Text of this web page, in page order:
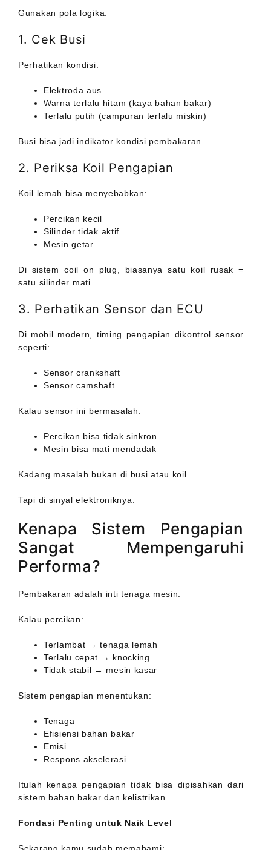
Gunakan pola logika.
1. Cek Busi
Perhatikan kondisi:
Elektroda aus
Warna terlalu hitam (kaya bahan bakar)
Terlalu putih (campuran terlalu miskin)
Busi bisa jadi indikator kondisi pembakaran.
2. Periksa Koil Pengapian
Koil lemah bisa menyebabkan:
Percikan kecil
Silinder tidak aktif
Mesin getar
Di sistem coil on plug, biasanya satu koil rusak =
satu silinder mati.
3. Perhatikan Sensor dan ECU
Di mobil modern, timing pengapian dikontrol sensor
seperti:
Sensor crankshaft
Sensor camshaft
Kalau sensor ini bermasalah:
Percikan bisa tidak sinkron
Mesin bisa mati mendadak
Kadang masalah bukan di busi atau koil.
Tapi di sinyal elektroniknya.
Kenapa Sistem Pengapian
Sangat Mempengaruhi
Performa?
Pembakaran adalah inti tenaga mesin.
Kalau percikan:
Terlambat → tenaga lemah
Terlalu cepat → knocking
Tidak stabil → mesin kasar
Sistem pengapian menentukan:
Tenaga
Efisiensi bahan bakar
Emisi
Respons akselerasi
Itulah kenapa pengapian tidak bisa dipisahkan dari
sistem bahan bakar dan kelistrikan.
Fondasi Penting untuk Naik Level